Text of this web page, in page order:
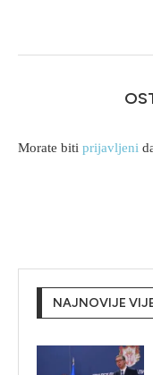
Morate biti prijavljeni
NAJNOVIJE